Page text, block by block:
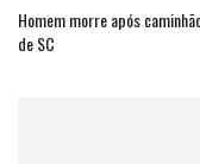
Homem morre após
de SC